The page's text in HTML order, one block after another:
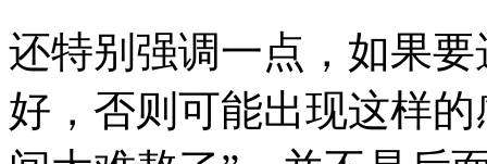
还特别强调一点，如果
好，否则可能出现这样